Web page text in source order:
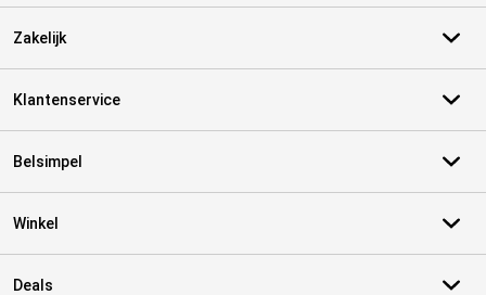
Zakelijk
Klantenservice
Belsimpel
Winkel
Deals